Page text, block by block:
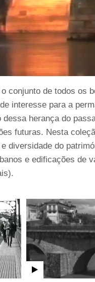
conjunto de todos os
interesse para a
herança do
futuras. Nesta
diversidade do
e edificações de